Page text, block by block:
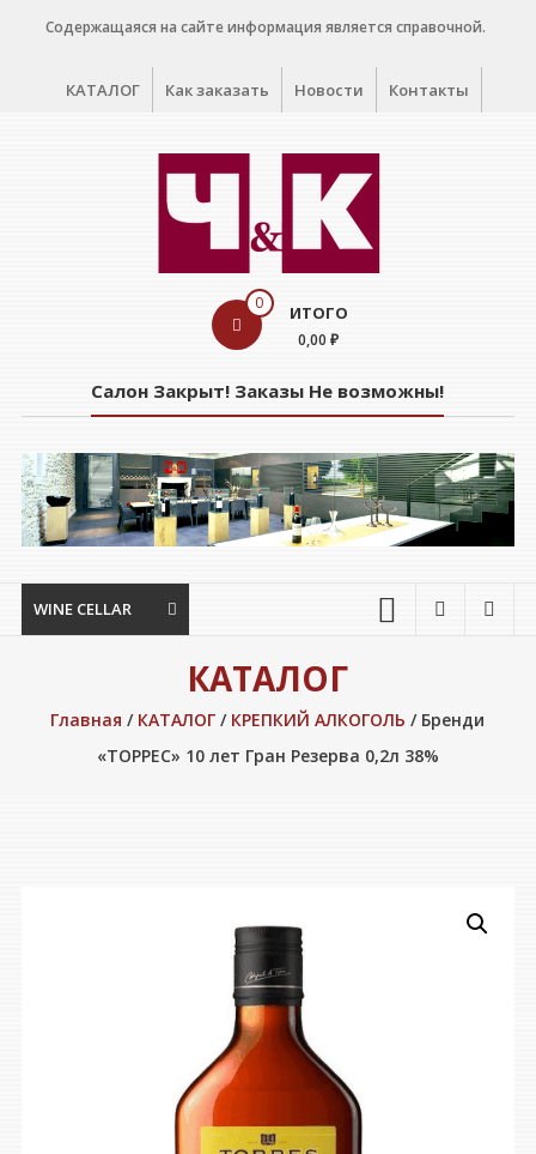
Содержащаяся на сайте информация является справочной.
КАТАЛОГ Как заказать Новости Контакты
дегустации
0 ИТОГО
0,00 ₽
Салон Закрыт! Заказы Не возможны!
WINE CELLAR
КАТАЛОГ
Главная / КАТАЛОГ / КРЕПКИЙ АЛКОГОЛЬ / Бренди
«ТОРРЕС» 10 лет Гран Резерва 0,2л 38%